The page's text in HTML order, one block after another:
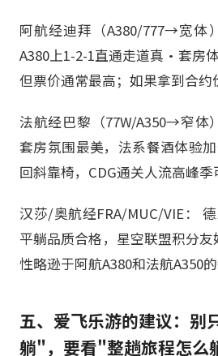
阿航经迪拜（A380/777→宽体
A380上1-2-1直通走道真·套房
但票价通常最高；如果拿到合约
法航经巴黎（77W/A350→窄体
套房氛围最美，法系餐酒体验
回斜靠椅，CDG通关人流高峰季
汉莎/奥航经FRA/MUC/VIE：
平躺品质合格，星空联盟积分
性略逊于阿航A380和法航A350的
五、爱飞乐游的建议：别
躺"，要看"整趟旅程怎么